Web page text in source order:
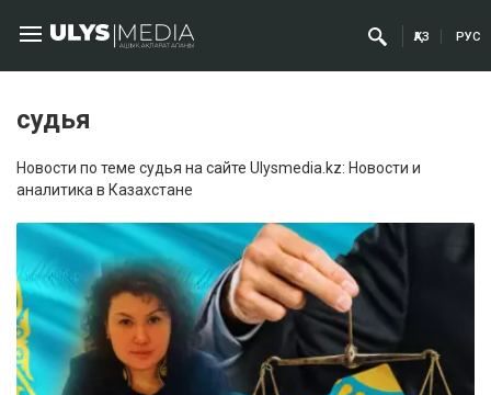
ҚАЗ РУС
судья
Новости по теме судья на сайте Ulysmedia.kz: Новости и
аналитика в Казахстане